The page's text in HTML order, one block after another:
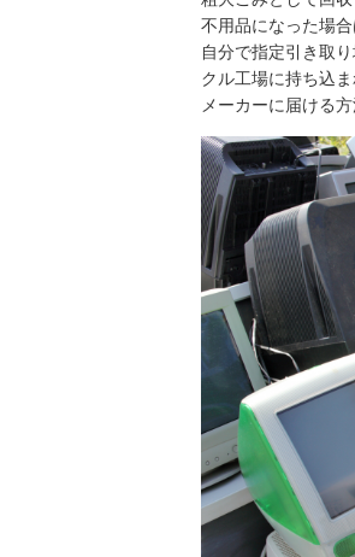
不用品になった場
自分で指定引き取
クル工場に持ち込ま
メーカーに届ける